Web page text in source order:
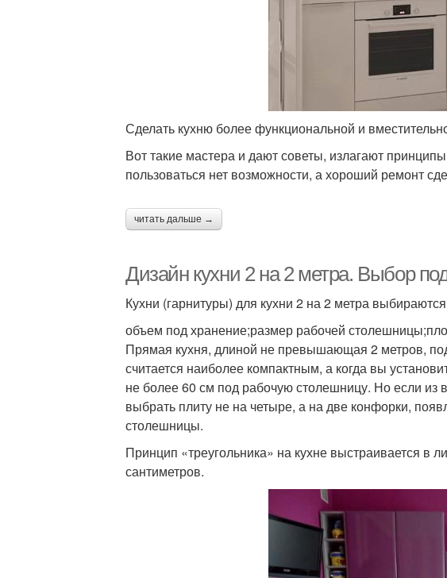
Сделать кухню более функциональной и
Вот такие мастера и дают советы, излагают
пользоваться нет возможности, а хороший ремонт
читать дальше →
Дизайн кухни 2 на 2 метра. Выбор
Кухни (гарнитуры) для кухни 2 на 2 метра
объем под хранение;размер рабочей
Прямая кухня, длиной не превышающая 2 метров,
считается наиболее компактным, а когда вы
не более 60 см под рабочую столешницу. Но если из
выбрать плиту не на четыре, а на две конфорки,
столешницы.
Принцип «треугольника» на кухне выстраивается в
сантиметров.